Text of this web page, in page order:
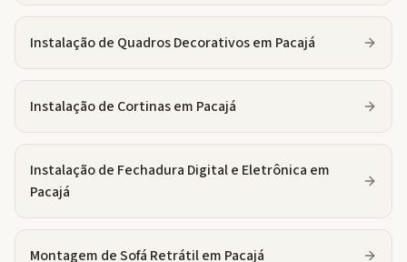
Instalação de Quadros Decorativosem Pacajá
Instalação de Cortinasem Pacajá
Instalação de Fechadura Digital e Eletrônica em
Pacajá
Montagem de Sofá Retrátilem Pacajá